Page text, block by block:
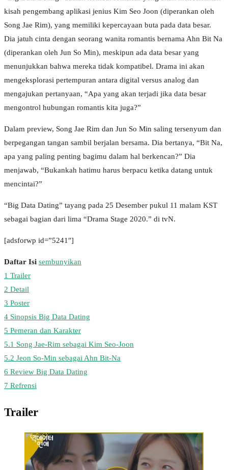
kisah pengembang aplikasi jenius Kim Seo Joon (diperankan oleh
Song Jae Rim), yang memiliki kepercayaan buta pada data besar.
Dia jatuh cinta dengan seorang wanita romantis bernama Ahn Bit Na
(diperankan oleh Jun So Min), meskipun ada data besar yang
menunjukkan bahwa mereka tidak kompatibel. Drama ini akan
mengeksplorasi pertempuran antara digital versus analog dan
mengajukan pertanyaan, “Apa yang akan terjadi jika data besar
mengontrol hubungan romantis kita juga?”
Dalam preview, Song Jae Rim dan Jun So Min saling tersenyum dan
berpegangan tangan sambil berjalan bersama. Dia bertanya, “Bit Na,
apa yang paling penting bagimu dalam hal berkencan?” Dia
menjawab, “Bukankah hatimu harus berpacu ketika datang untuk
mencintai?”
“Big Data Dating” tayang pada 25 Desember pukul 11 malam KST
sebagai bagian dari lima “Drama Stage 2020.” di tvN.
[adsforwp id=”5241″]
Daftar Isi sembunyikan
1 Trailer
2 Detail
3 Poster
4 Sinopsis Big Data Dating
5 Pemeran dan Karakter
5.1 Song Jae-Rim sebagai Kim Seo-Joon
5.2 Jeon So-Min sebagai Ahn Bit-Na
6 Review Big Data Dating
7 Refrensi
Trailer